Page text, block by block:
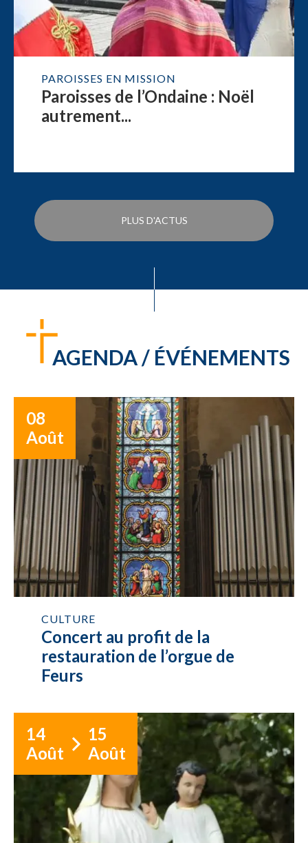
PAROISSES EN MISSION
Paroisses de l’Ondaine : Noël
autrement...
PLUS D'ACTUS
AGENDA / ÉVÉNEMENTS
08
Août
CULTURE
Concert au profit de la
restauration de l’orgue de
Feurs
14
Août
15
Août